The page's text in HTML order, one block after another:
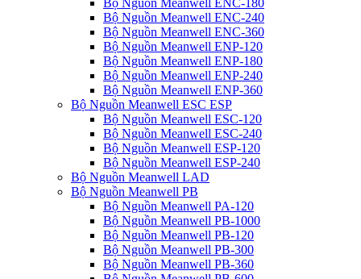
Bộ Nguồn Meanwell ENC-240
Bộ Nguồn Meanwell ENC-360
Bộ Nguồn Meanwell ENP-120
Bộ Nguồn Meanwell ENP-180
Bộ Nguồn Meanwell ENP-240
Bộ Nguồn Meanwell ENP-360
Bộ Nguồn Meanwell ESC ESP
Bộ Nguồn Meanwell ESC-120
Bộ Nguồn Meanwell ESC-240
Bộ Nguồn Meanwell ESP-120
Bộ Nguồn Meanwell ESP-240
Bộ Nguồn Meanwell LAD
Bộ Nguồn Meanwell PB
Bộ Nguồn Meanwell PA-120
Bộ Nguồn Meanwell PB-1000
Bộ Nguồn Meanwell PB-120
Bộ Nguồn Meanwell PB-300
Bộ Nguồn Meanwell PB-360